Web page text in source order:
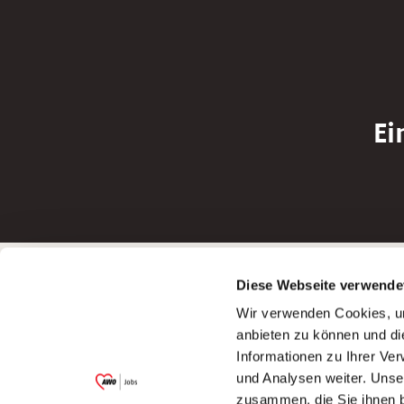
Diese Webseite
Wir verwenden Cookies,
anbieten zu können und
Informationen zu Ihrer
und Analysen weiter.
zusammen, die Sie ihnen
Garitz Bewirtschaftungsbetriebe GmbH
(Ein Tochterunternehmen des AWO
Bezirksverbandes Unterfranken e.V.)